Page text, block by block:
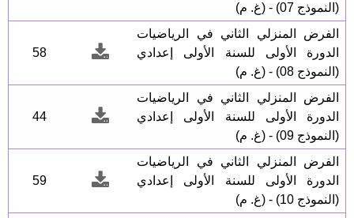
(النموذج 07) - (غ. م)
الفرض المنزلي الثاني في الرياضيات
الدورة الأولى للسنة الأولى إعدادي
(النموذج 08) - (غ. م)
58
الفرض المنزلي الثاني في الرياضيات
الدورة الأولى للسنة الأولى إعدادي
(النموذج 09) - (غ. م)
44
الفرض المنزلي الثاني في الرياضيات
الدورة الأولى للسنة الأولى إعدادي
(النموذج 10) - (غ. م)
59